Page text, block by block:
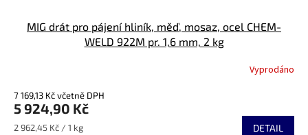
MIG drát pro pájení hliník, měď, mosaz, ocel CHEM-
WELD 922M pr. 1,6 mm, 2 kg
Vyprodáno
7 169,13 Kč včetně DPH
5 924,90 Kč
Měrná
2 962,45 Kč / 1 kg DETAIL